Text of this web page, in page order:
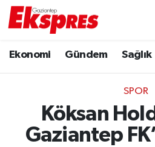
Ekonomi Gündem Sağlık
SPOR
Köksan
Gaziantep
Ekonomi
Gaziantep son dakika
Genel
Trafik Durumu
Puan Durumu ve Fikstür
Tüm Manşetler